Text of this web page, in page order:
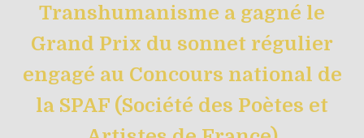
Transhumanisme a gagné le
Grand Prix du sonnet régulier
engagé au Concours national de
la SPAF (Société des Poètes et